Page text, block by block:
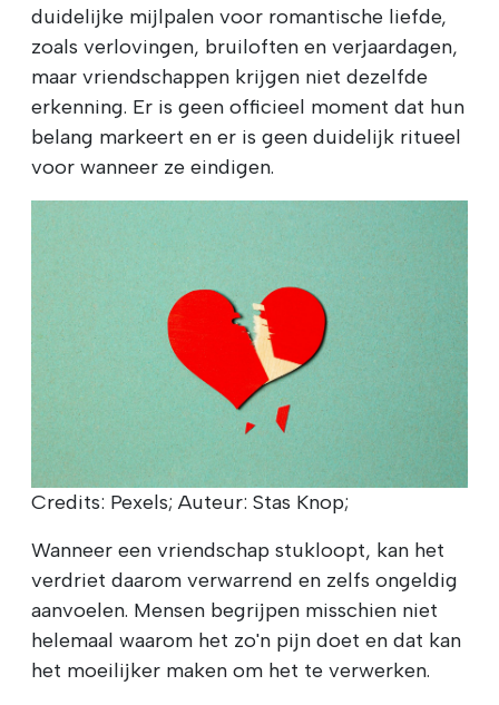
duidelijke mijlpalen voor romantische liefde,
zoals verlovingen, bruiloften en verjaardagen,
maar vriendschappen krijgen niet dezelfde
erkenning. Er is geen officieel moment dat hun
belang markeert en er is geen duidelijk ritueel
voor wanneer ze eindigen.
Credits: Pexels; Auteur: Stas Knop;
Wanneer een vriendschap stukloopt, kan het
verdriet daarom verwarrend en zelfs ongeldig
aanvoelen. Mensen begrijpen misschien niet
helemaal waarom het zo'n pijn doet en dat kan
het moeilijker maken om het te verwerken.